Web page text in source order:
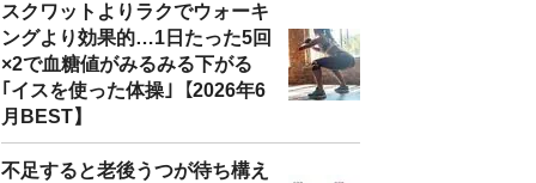
スクワットよりラクでウォーキ
ングより効果的…1日たった5回
×2で血糖値がみるみる下がる
｢イスを使った体操｣【2026年6
月BEST】
不足すると老後うつが待ち構え